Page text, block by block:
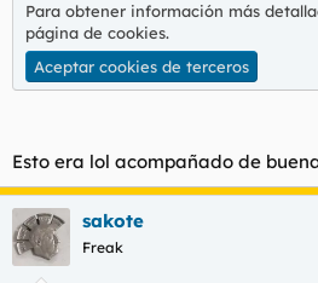
Para obtener información más
página de cookies.
Aceptar cookies de terceros
Esto era lol acompañado de
sakote
Freak